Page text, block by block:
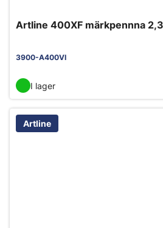
Artline 400XF märkpennna
3900-A400VI
I lager
Artline